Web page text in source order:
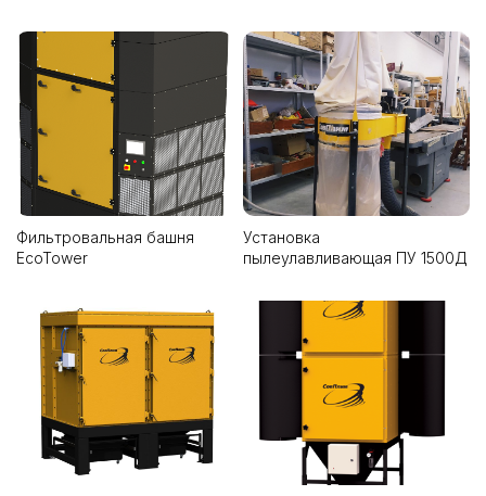
Фильтровальная башня
EcoTower
Установка
пылеулавливающая ПУ 1500Д